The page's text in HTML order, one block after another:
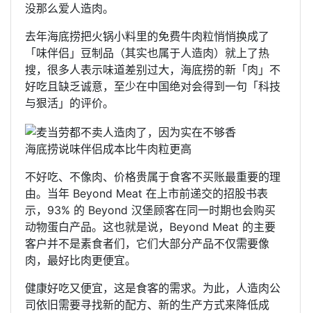
没那么爱人造肉。
去年海底捞把火锅小料里的免费牛肉粒悄悄换成了
「味伴侣」豆制品（其实也属于人造肉）就上了热
搜，很多人表示味道差别过大，海底捞的新「肉」不
好吃且缺乏诚意，至少在中国绝对会得到一句「科技
与狠活」的评价。
海底捞说味伴侣成本比牛肉粒更高
不好吃、不像肉、价格贵属于食客不买账最重要的理
由。当年 Beyond Meat 在上市前递交的招股书表
示，93% 的 Beyond 汉堡顾客在同一时期也会购买
动物蛋白产品。这也就是说，Beyond Meat 的主要
客户并不是素食者们，它们大部分产品不仅需要像
肉，最好比肉更便宜。
健康好吃又便宜，这是食客的需求。为此，人造肉公
司依旧需要寻找新的配方、新的生产方式来降低成